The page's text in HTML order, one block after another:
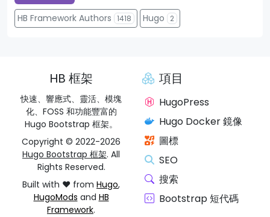
HB Framework Authors 1418 Hugo 2
HB 框架
快速、響應式、靈活、模塊
化、FOSS 和功能豐富的
Hugo Bootstrap 框架。
Copyright © 2022-2026
Hugo Bootstrap 框架. All
Rights Reserved.
Built with ❤️ from Hugo,
HugoMods and HB
Framework.
項目
HugoPress
Hugo Docker 鏡像
圖標
SEO
搜索
Bootstrap 短代碼